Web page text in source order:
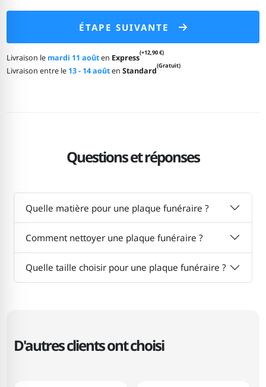
ÉTAPE SUIVANTE
Livraison le mardi 11 aoûten Express(+12,90 €)
Livraison entre le 13 - 14 aoûtenStandard(Gratuit)
Questions et réponses
Quelle matière pour une plaque funéraire ?
Comment nettoyer une plaque funéraire ?
Quelle taille choisir pour une plaque funéraire ?
D'autres clients ont choisi